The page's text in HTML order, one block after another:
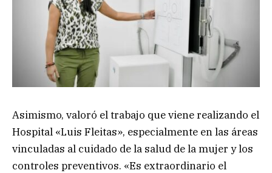
Asimismo, valoró el trabajo que viene realizando el
Hospital «Luis Fleitas», especialmente en las áreas
vinculadas al cuidado de la salud de la mujer y los
controles preventivos. «Es extraordinario el